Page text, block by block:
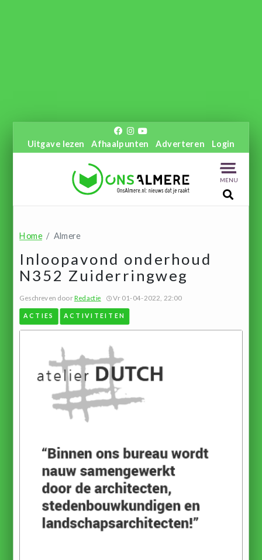
Uitgave lezen Afhaalpunten Adverteren Login
MENU
Home Almere
Inloopavond onderhoud
N352 Zuiderringweg
Geschreven doorRedactie Vr 01-04-2022, 22:00
ACTIES ACTIVITEITEN